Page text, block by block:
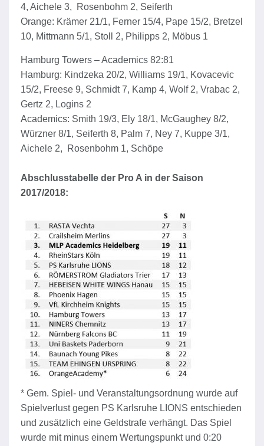
4, Aichele 3, Rosenbohm 2, Seiferth
Orange: Krämer 21/1, Ferner 15/4, Pape 15/2, Bretzel
10, Mittmann 5/1, Stoll 2, Philipps 2, Möbus 1
Hamburg Towers – Academics 82:81
Hamburg: Kindzeka 20/2, Williams 19/1, Kovacevic
15/2, Freese 9, Schmidt 7, Kamp 4, Wolf 2, Vrabac 2,
Gertz 2, Logins 2
Academics: Smith 19/3, Ely 18/1, McGaughey 8/2,
Würzner 8/1, Seiferth 8, Palm 7, Ney 7, Kuppe 3/1,
Aichele 2, Rosenbohm 1, Schöpe
Abschlusstabelle der Pro A in der Saison
2017/2018:
* Gem. Spiel- und Veranstaltungsordnung wurde auf
Spielverlust gegen PS Karlsruhe LIONS entschieden
und zusätzlich eine Geldstrafe verhängt. Das Spiel
wurde mit minus einem Wertungspunkt und 0:20